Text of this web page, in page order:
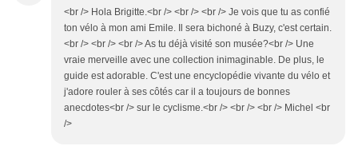
<br /> Hola Brigitte.<br /> <br /> <br /> Je vois que tu as confié
ton vélo à mon ami Emile. Il sera bichoné à Buzy, c'est certain.
<br /> <br /> <br /> As tu déjà visité son musée?<br /> Une
vraie merveille avec une collection inimaginable. De plus, le
guide est adorable. C'est une encyclopédie vivante du vélo et
j'adore rouler à ses côtés car il a toujours de bonnes
anecdotes<br /> sur le cyclisme.<br /> <br /> <br /> Michel <br
/>